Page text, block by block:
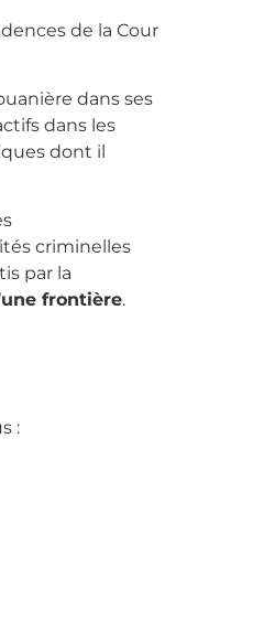
de la Cour
dans ses
dans les
dont il
criminelles
par la
frontière.
: